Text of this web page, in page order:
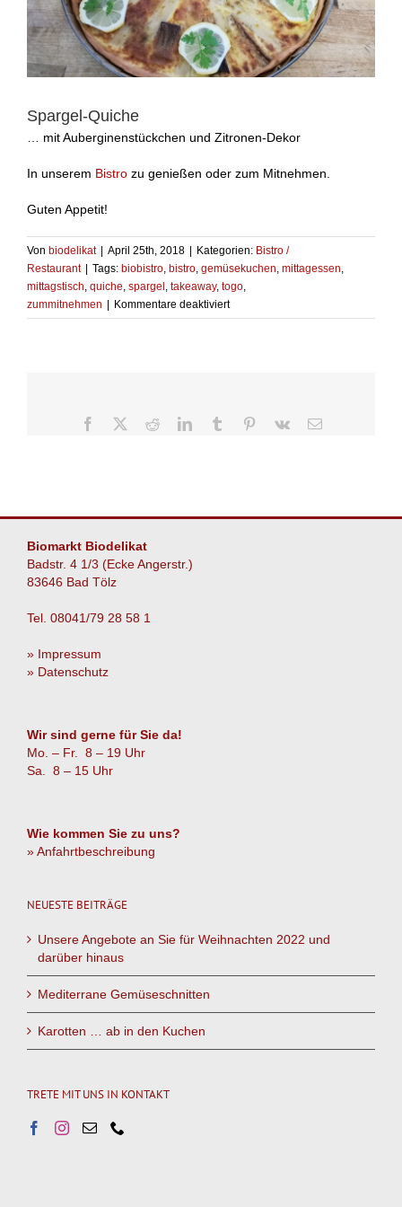
Spargel-Quiche
… mit Auberginenstückchen und Zitronen-Dekor
In unserem Bistro zu genießen oder zum Mitnehmen.
Guten Appetit!
Von biodelikat | April 25th, 2018 | Kategorien: Bistro /
Restaurant | Tags: biobistro bistro gemüsekuchen mittagessen
mittagstisch quiche spargel takeaway, togo
zummitnehmen | Kommentare deaktiviertfür
Spargel-
Facebook RedditLinkedInTumblr Pinterest
Vk
E-
Biomarkt Biodelikat
Badstr. 4 1/3 (Ecke Angerstr.)
83646 Bad Tölz
Tel. 08041/79 28 58 1
» Impressum
» Datenschutz
Wir sind gerne für Sie da!
Mo. – Fr. 8 – 19 Uhr
Sa. 8 – 15 Uhr
Wie kommen Sie zu uns?
» Anfahrtbeschreibung
NEUESTE BEITRÄGE
Unsere Angebote an Sie für Weihnachten 2022 und
darüber hinaus
Mediterrane Gemüseschnitten
Karotten … ab in den Kuchen
TRETE MIT UNS IN KONTAKT